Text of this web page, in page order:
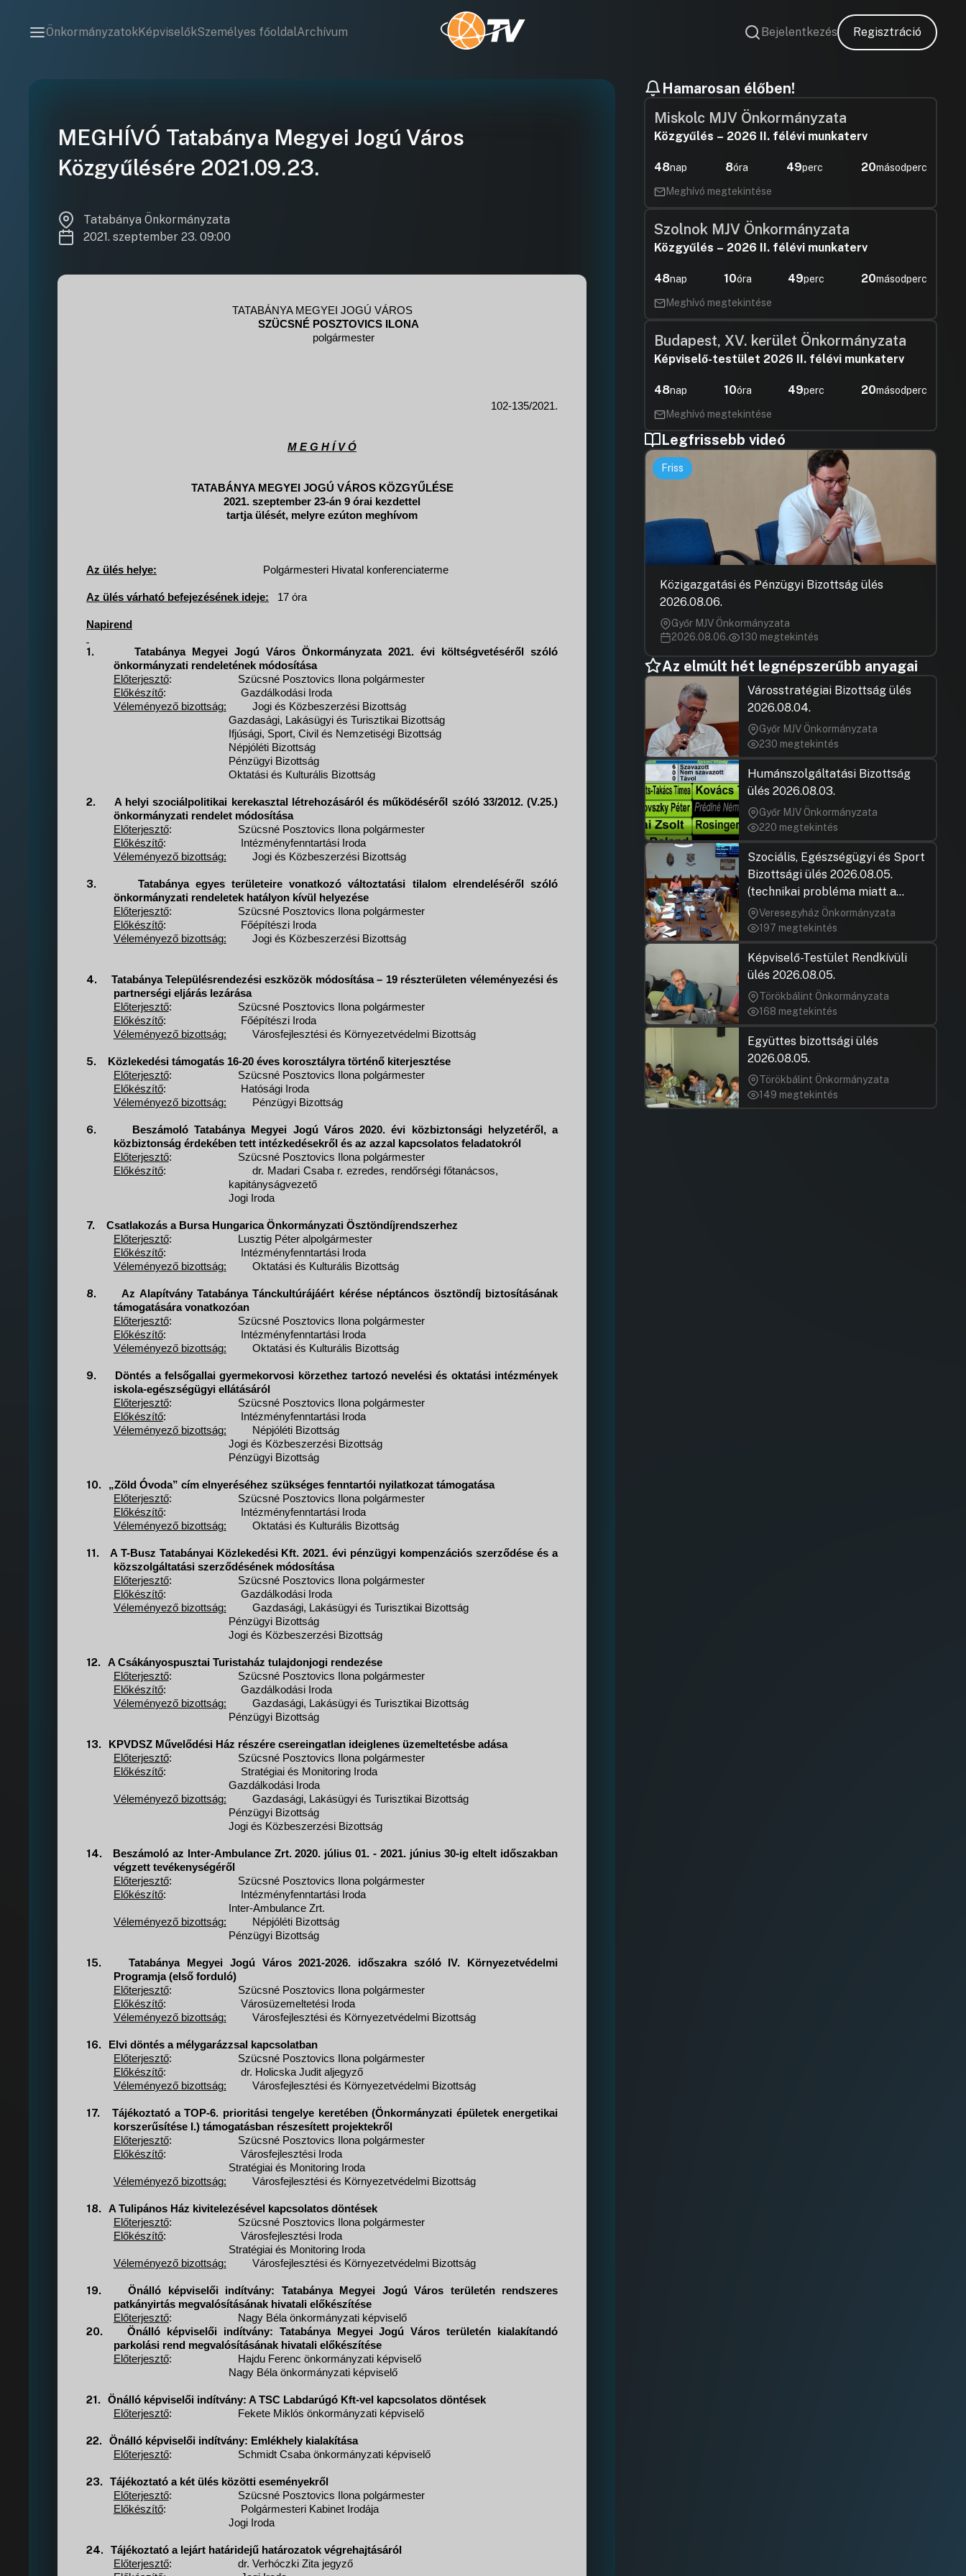
ÖnkormányzatokKépviselőkSzemélyes főoldalArchívum Bejelentkezés Regisztráció
MEGHÍVÓ Tatabánya Megyei Jogú Város
Közgyűlésére 2021.09.23.
Tatabánya Önkormányzata
2021. szeptember 23. 09:00
TATABÁNYA MEGYEI JOGÚ VÁROS
SZÜCSNÉ POSZTOVICS ILONA
polgármester
102-135/2021.
M E G H Í V Ó
TATABÁNYA MEGYEI JOGÚ VÁROS KÖZGYŰLÉSE
2021. szeptember 23-án 9 órai kezdettel
tartja ülését, melyre ezúton meghívom
Az ülés helye: Polgármesteri Hivatal konferenciaterme
Az ülés várható befejezésének ideje: 17 óra
Napirend
1.
Tatabánya Megyei Jogú Város Önkormányzata 2021. évi költségvetéséről szóló
önkormányzati rendeletének módosítása
Előterjesztő:
Szücsné Posztovics Ilona polgármester
Előkészítő:
Gazdálkodási Iroda
Véleményező bizottság:
Jogi és Közbeszerzési Bizottság
Gazdasági, Lakásügyi és Turisztikai Bizottság
Ifjúsági, Sport, Civil és Nemzetiségi Bizottság
Népjóléti Bizottság
Pénzügyi Bizottság
Oktatási és Kulturális Bizottság
2.
A helyi szociálpolitikai kerekasztal létrehozásáról és működéséről szóló 33/2012. (V.25.)
önkormányzati rendelet módosítása
Előterjesztő:
Szücsné Posztovics Ilona polgármester
Előkészítő:
Intézményfenntartási Iroda
Véleményező bizottság:
Jogi és Közbeszerzési Bizottság
3.
Tatabánya egyes területeire vonatkozó változtatási tilalom elrendeléséről szóló
önkormányzati rendeletek hatályon kívül helyezése
Előterjesztő:
Szücsné Posztovics Ilona polgármester
Előkészítő:
Főépítészi Iroda
Véleményező bizottság:
Jogi és Közbeszerzési Bizottság
4.
Tatabánya Településrendezési eszközök módosítása – 19 részterületen véleményezési és
partnerségi eljárás lezárása
Előterjesztő:
Szücsné Posztovics Ilona polgármester
Előkészítő:
Főépítészi Iroda
Véleményező bizottság:
Városfejlesztési és Környezetvédelmi Bizottság
5.
Közlekedési támogatás 16-20 éves korosztályra történő kiterjesztése
Előterjesztő:
Szücsné Posztovics Ilona polgármester
Előkészítő:
Hatósági Iroda
Véleményező bizottság:
Pénzügyi Bizottság
6.
Beszámoló Tatabánya Megyei Jogú Város 2020. évi közbiztonsági helyzetéről, a
közbiztonság érdekében tett intézkedésekről és az azzal kapcsolatos feladatokról
Előterjesztő:
Szücsné Posztovics Ilona polgármester
Előkészítő:
dr. Madari Csaba r. ezredes, rendőrségi főtanácsos,
kapitányságvezető
Jogi Iroda
7.
Csatlakozás a Bursa Hungarica Önkormányzati Ösztöndíjrendszerhez
Előterjesztő:
Lusztig Péter alpolgármester
Előkészítő:
Intézményfenntartási Iroda
Véleményező bizottság:
Oktatási és Kulturális Bizottság
8.
Az Alapítvány Tatabánya Tánckultúrájáért kérése néptáncos ösztöndíj biztosításának
támogatására vonatkozóan
Előterjesztő:
Szücsné Posztovics Ilona polgármester
Előkészítő:
Intézményfenntartási Iroda
Véleményező bizottság:
Oktatási és Kulturális Bizottság
9.
Döntés a felsőgallai gyermekorvosi körzethez tartozó nevelési és oktatási intézmények
iskola-egészségügyi ellátásáról
Előterjesztő:
Szücsné Posztovics Ilona polgármester
Előkészítő:
Intézményfenntartási Iroda
Véleményező bizottság:
Népjóléti Bizottság
Jogi és Közbeszerzési Bizottság
Pénzügyi Bizottság
10.
„Zöld Óvoda” cím elnyeréséhez szükséges fenntartói nyilatkozat támogatása
Előterjesztő:
Szücsné Posztovics Ilona polgármester
Előkészítő:
Intézményfenntartási Iroda
Véleményező bizottság:
Oktatási és Kulturális Bizottság
11.
A T-Busz Tatabányai Közlekedési Kft. 2021. évi pénzügyi kompenzációs szerződése és a
közszolgáltatási szerződésének módosítása
Előterjesztő:
Szücsné Posztovics Ilona polgármester
Előkészítő:
Gazdálkodási Iroda
Véleményező bizottság:
Gazdasági, Lakásügyi és Turisztikai Bizottság
Pénzügyi Bizottság
Jogi és Közbeszerzési Bizottság
12.
A Csákányospusztai Turistaház tulajdonjogi rendezése
Előterjesztő:
Szücsné Posztovics Ilona polgármester
Előkészítő:
Gazdálkodási Iroda
Véleményező bizottság:
Gazdasági, Lakásügyi és Turisztikai Bizottság
Pénzügyi Bizottság
13.
KPVDSZ Művelődési Ház részére csereingatlan ideiglenes üzemeltetésbe adása
Előterjesztő:
Szücsné Posztovics Ilona polgármester
Előkészítő:
Stratégiai és Monitoring Iroda
Gazdálkodási Iroda
Véleményező bizottság:
Gazdasági, Lakásügyi és Turisztikai Bizottság
Pénzügyi Bizottság
Jogi és Közbeszerzési Bizottság
14.
Beszámoló az Inter-Ambulance Zrt. 2020. július 01. - 2021. június 30-ig eltelt időszakban
végzett tevékenységéről
Előterjesztő:
Szücsné Posztovics Ilona polgármester
Előkészítő:
Intézményfenntartási Iroda
Inter-Ambulance Zrt.
Véleményező bizottság:
Népjóléti Bizottság
Pénzügyi Bizottság
15.
Tatabánya Megyei Jogú Város 2021-2026. időszakra szóló IV. Környezetvédelmi
Programja (első forduló)
Előterjesztő:
Szücsné Posztovics Ilona polgármester
Előkészítő:
Városüzemeltetési Iroda
Véleményező bizottság:
Városfejlesztési és Környezetvédelmi Bizottság
16.
Elvi döntés a mélygarázzsal kapcsolatban
Előterjesztő:
Szücsné Posztovics Ilona polgármester
Előkészítő:
dr. Holicska Judit aljegyző
Véleményező bizottság:
Városfejlesztési és Környezetvédelmi Bizottság
17.
Tájékoztató a TOP-6. prioritási tengelye keretében (Önkormányzati épületek energetikai
korszerűsítése I.) támogatásban részesített projektekről
Előterjesztő:
Szücsné Posztovics Ilona polgármester
Előkészítő:
Városfejlesztési Iroda
Stratégiai és Monitoring Iroda
Véleményező bizottság:
Városfejlesztési és Környezetvédelmi Bizottság
18.
A Tulipános Ház kivitelezésével kapcsolatos döntések
Előterjesztő:
Szücsné Posztovics Ilona polgármester
Előkészítő:
Városfejlesztési Iroda
Stratégiai és Monitoring Iroda
Véleményező bizottság:
Városfejlesztési és Környezetvédelmi Bizottság
19.
Önálló képviselői indítvány: Tatabánya Megyei Jogú Város területén rendszeres
patkányirtás megvalósításának hivatali előkészítése
Előterjesztő: Nagy Béla önkormányzati képviselő
20.
Önálló képviselői indítvány: Tatabánya Megyei Jogú Város területén kialakítandó
parkolási rend megvalósításának hivatali előkészítése
Előterjesztő:
Hajdu Ferenc önkormányzati képviselő
Nagy Béla önkormányzati képviselő
21.
Önálló képviselői indítvány: A TSC Labdarúgó Kft-vel kapcsolatos döntések
Előterjesztő: Fekete Miklós önkormányzati képviselő
22.
Önálló képviselői indítvány: Emlékhely kialakítása
Előterjesztő: Schmidt Csaba önkormányzati képviselő
23.
Tájékoztató a két ülés közötti eseményekről
Előterjesztő:
Szücsné Posztovics Ilona polgármester
Előkészítő:
Polgármesteri Kabinet Irodája
Jogi Iroda
24.
Tájékoztató a lejárt határidejű határozatok végrehajtásáról
Előterjesztő:
dr. Verhóczki Zita jegyző
Hamarosan élőben!
Miskolc MJV Önkormányzata
Közgyűlés – 2026 II. félévi munkaterv
48nap 8óra 49perc 19másodperc
Meghívó megtekintése
Szolnok MJV Önkormányzata
Közgyűlés – 2026 II. félévi munkaterv
48nap 10óra 49perc 19másodperc
Meghívó megtekintése
Budapest, XV. kerület Önkormányzata
Képviselő-testület 2026 II. félévi munkaterv
48nap 10óra 49perc 19másodperc
Meghívó megtekintése
Legfrissebb videó
Friss
Közigazgatási és Pénzügyi Bizottság ülés
2026.08.06.
Győr MJV Önkormányzata
2026.08.06.
130 megtekintés
Az elmúlt hét legnépszerűbb anyagai
Városstratégiai Bizottság ülés
2026.08.04.
Győr MJV Önkormányzata
230 megtekintés
Humánszolgáltatási Bizottság
ülés 2026.08.03.
Győr MJV Önkormányzata
220 megtekintés
Szociális, Egészségügyi és Sport
Bizottsági ülés 2026.08.05.
(technikai probléma miatt a
jegyzőkönyv elfogadása nem
rögzült)
Veresegyház Önkormányzata
197 megtekintés
Képviselő-Testület Rendkívüli
ülés 2026.08.05.
Törökbálint Önkormányzata
168 megtekintés
Együttes bizottsági ülés
2026.08.05.
Törökbálint Önkormányzata
149 megtekintés